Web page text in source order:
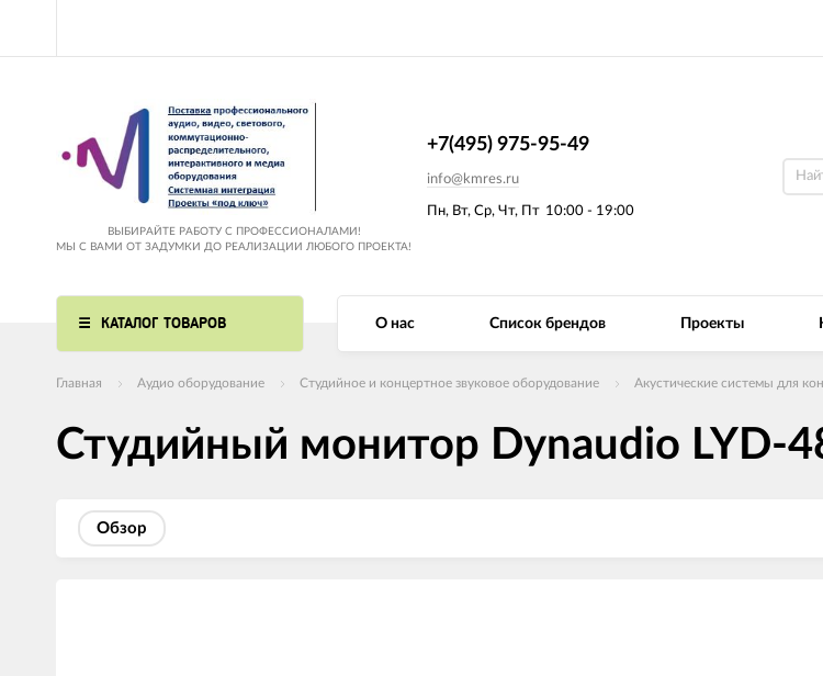
ВЫБИРАЙТЕ РАБОТУ С ПРОФЕССИОНАЛАМИ!
МЫ С ВАМИ ОТ ЗАДУМКИ ДО РЕАЛИЗАЦИИ ЛЮБОГО ПРОЕКТА!
Пн, Вт, Ср, Чт, Пт 10:00 - 19:00
+7(495) 975-95-49
info@kmres.ru
КАТАЛОГ ТОВАРОВ О нас Список брендов Проекты
Главная Аудио оборудование Студийное и концертное звуковое оборудование Акустические системы для
Студийный монитор Dynaudio LYD-
Обзор